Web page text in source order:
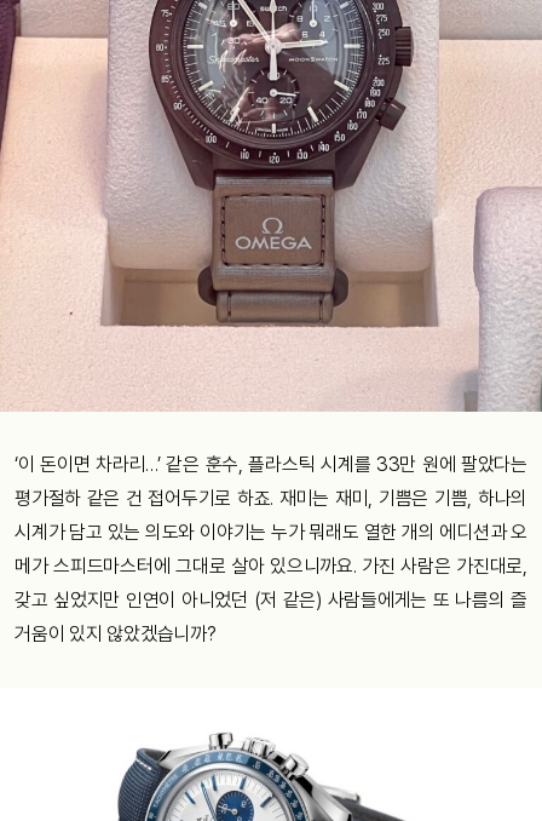
‘이 돈이면 차라리…’ 같은 훈수, 플라스틱 시계를 33만 원에 팔았다는
평가절하 같은 건 접어두기로 하죠. 재미는 재미, 기쁨은 기쁨, 하나의
시계가 담고 있는 의도와 이야기는 누가 뭐래도 열한 개의 에디션과 오
메가 스피드마스터에 그대로 살아 있으니까요. 가진 사람은 가진대로,
갖고 싶었지만 인연이 아니었던 (저 같은) 사람들에게는 또 나름의 즐
거움이 있지 않았겠습니까?